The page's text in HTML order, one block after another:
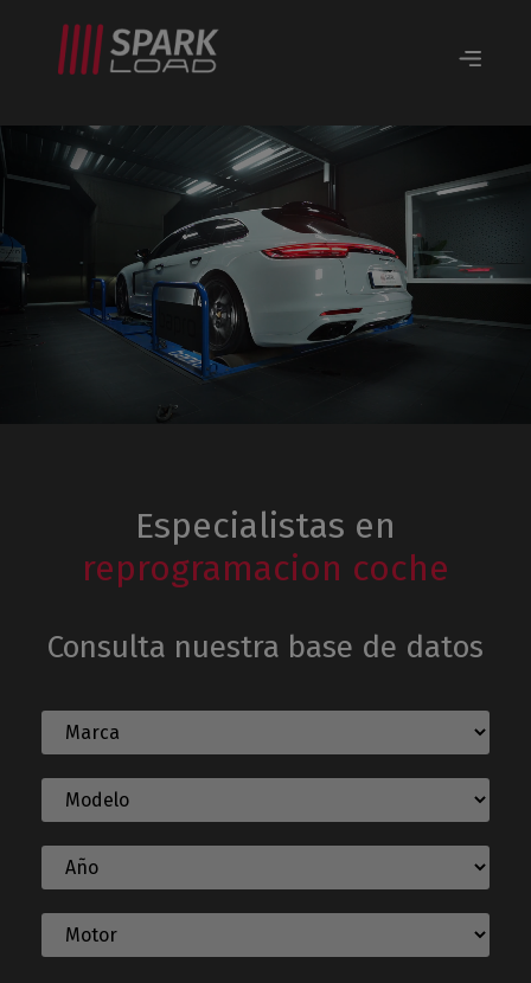
Especialistas en
reprogramacion coche
Consulta nuestra base de datos